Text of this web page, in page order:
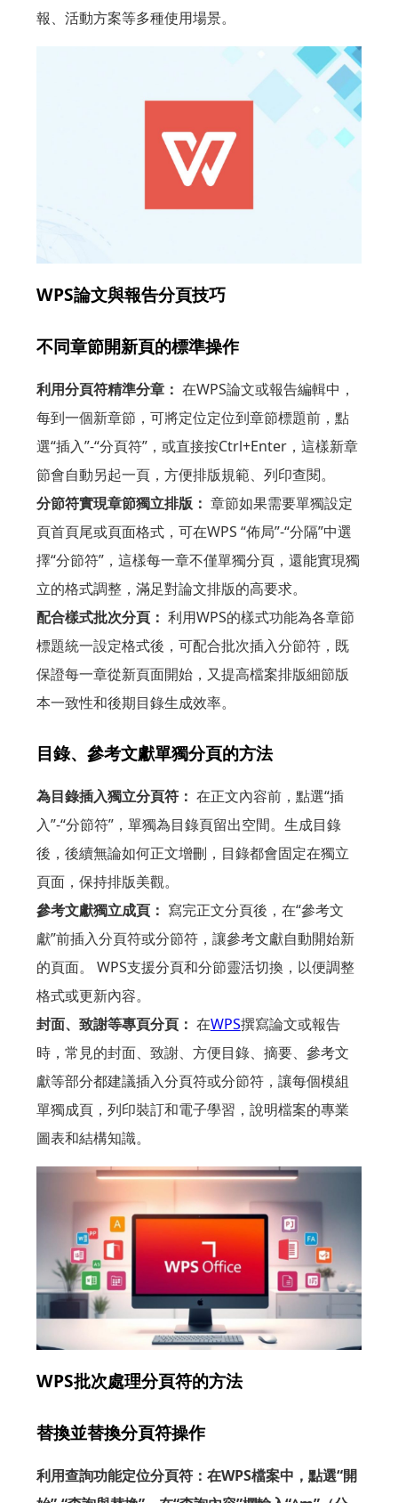
報、活動方案等多種使用場景。
WPS論文與報告分頁技巧
不同章節開新頁的標準操作
利用分頁符精準分章： 在WPS論文或報告編輯中，
每到一個新章節，可將定位定位到章節標題前，點
選“插入”-“分頁符”，或直接按Ctrl+Enter，這樣新章
節會自動另起一頁，方便排版規範、列印查閱。
分節符實現章節獨立排版： 章節如果需要單獨設定
頁首頁尾或頁面格式，可在WPS “佈局”-“分隔”中選
擇“分節符”，這樣每一章不僅單獨分頁，還能實現獨
立的格式調整，滿足對論文排版的高要求。
配合樣式批次分頁： 利用WPS的樣式功能為各章節
標題統一設定格式後，可配合批次插入分節符，既
保證每一章從新頁面開始，又提高檔案排版細節版
本一致性和後期目錄生成效率。
目錄、參考文獻單獨分頁的方法
為目錄插入獨立分頁符： 在正文內容前，點選“插
入”-“分節符”，單獨為目錄頁留出空間。生成目錄
後，後續無論如何正文增刪，目錄都會固定在獨立
頁面，保持排版美觀。
參考文獻獨立成頁： 寫完正文分頁後，在“參考文
獻”前插入分頁符或分節符，讓參考文獻自動開始新
的頁面。 WPS支援分頁和分節靈活切換，以便調整
格式或更新內容。
封面、致謝等專頁分頁： 在WPS撰寫論文或報告
時，常見的封面、致謝、方便目錄、摘要、參考文
獻等部分都建議插入分頁符或分節符，讓每個模組
單獨成頁，列印裝訂和電子學習，說明檔案的專業
圖表和結構知識。
WPS批次處理分頁符的方法
替換並替換分頁符操作
利用查詢功能定位分頁符：在WPS檔案中，點選“開